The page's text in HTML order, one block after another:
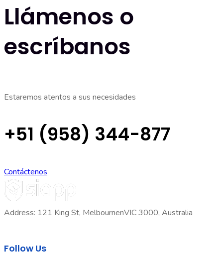
Llámenos o
escríbanos
Estaremos atentos a sus necesidades
+51 (958) 344-877
Contáctenos
Address: 121 King St, MelbournenVIC 3000, Australia
Follow Us